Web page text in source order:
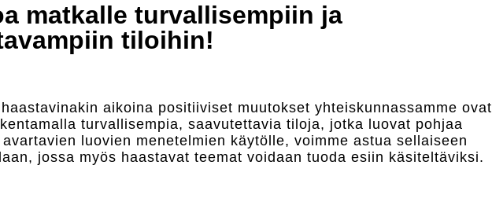
matkalle turvallisempiin ja
tiloihin!
aikoina positiiviset muutokset yhteiskunnassamme ovat
turvallisempia, saavutettavia tiloja, jotka luovat pohjaa
luovien menetelmien käytölle, voimme astua sellaiseen
jossa myös haastavat teemat voidaan tuoda esiin käsiteltäviksi.